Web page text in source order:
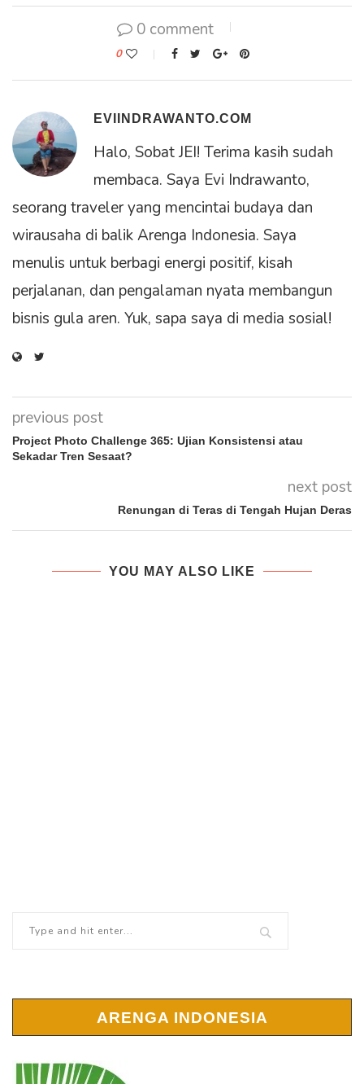
0 comment
0
EVIINDRAWANTO.COM
Halo, Sobat JEI! Terima kasih sudah
membaca. Saya Evi Indrawanto,
seorang traveler yang mencintai budaya dan
wirausaha di balik Arenga Indonesia. Saya
menulis untuk berbagi energi positif, kisah
perjalanan, dan pengalaman nyata membangun
bisnis gula aren. Yuk, sapa saya di media sosial!
previous post
Project Photo Challenge 365: Ujian Konsistensi atau
Sekadar Tren Sesaat?
next post
Renungan di Teras di Tengah Hujan Deras
YOU MAY ALSO LIKE
ARENGA INDONESIA